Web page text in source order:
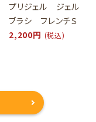
プリジェル ジェル
ブラシ フレンチＳ
2,200円 (税込)